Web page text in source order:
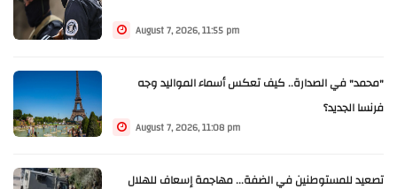
August 7, 2026, 11:55 pm
"محمد" في الصدارة.. كيف تعكس أسماء المواليد وجه
فرنسا الجديد؟
August 7, 2026, 11:08 pm
تصعيد للمستوطنين في الضفة... مهاجمة إسعاف للهلال